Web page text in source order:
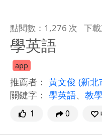
點閱數：1,276 次 下
學英語
app
推薦者： 黃文俊 (新北
關鍵字： 學英語、 教
1 0